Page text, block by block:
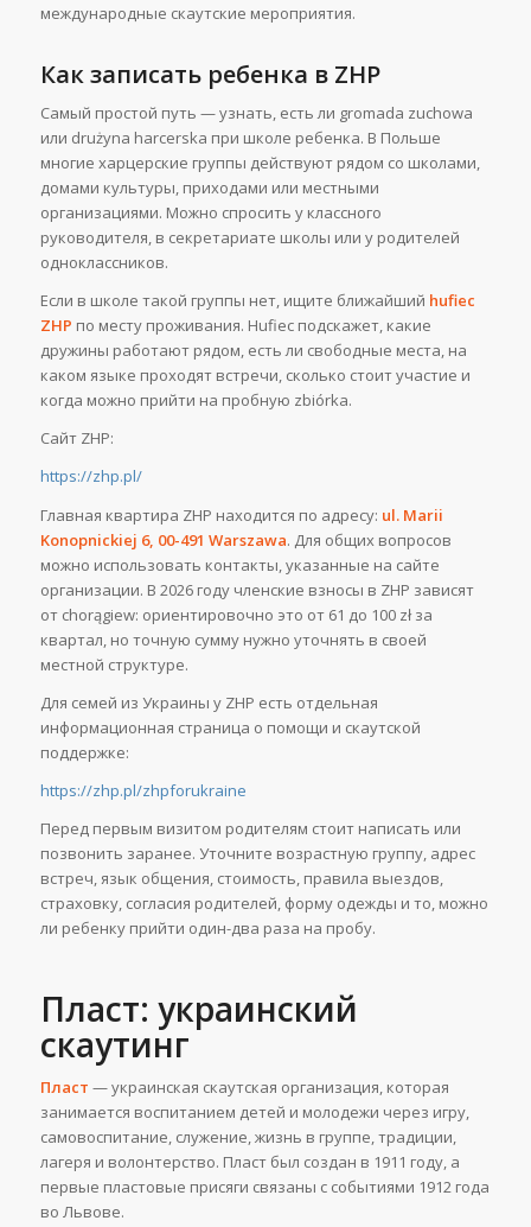
международные скаутские мероприятия.
Как записать ребенка в ZHP
Самый простой путь — узнать, есть ли gromada zuchowa
или drużyna harcerska при школе ребенка. В Польше
многие харцерские группы действуют рядом со школами,
домами культуры, приходами или местными
организациями. Можно спросить у классного
руководителя, в секретариате школы или у родителей
одноклассников.
Если в школе такой группы нет, ищите ближайший hufiec
ZHP по месту проживания. Hufiec подскажет, какие
дружины работают рядом, есть ли свободные места, на
каком языке проходят встречи, сколько стоит участие и
когда можно прийти на пробную zbiórka.
Сайт ZHP:
https://zhp.pl/
Главная квартира ZHP находится по адресу: ul. Marii
Konopnickiej 6, 00-491 Warszawa. Для общих вопросов
можно использовать контакты, указанные на сайте
организации. В 2026 году членские взносы в ZHP зависят
от chorągiew: ориентировочно это от 61 до 100 zł за
квартал, но точную сумму нужно уточнять в своей
местной структуре.
Для семей из Украины у ZHP есть отдельная
информационная страница о помощи и скаутской
поддержке:
https://zhp.pl/zhpforukraine
Перед первым визитом родителям стоит написать или
позвонить заранее. Уточните возрастную группу, адрес
встреч, язык общения, стоимость, правила выездов,
страховку, согласия родителей, форму одежды и то, можно
ли ребенку прийти один-два раза на пробу.
Пласт: украинский
скаутинг
Пласт — украинская скаутская организация, которая
занимается воспитанием детей и молодежи через игру,
самовоспитание, служение, жизнь в группе, традиции,
лагеря и волонтерство. Пласт был создан в 1911 году, а
первые пластовые присяги связаны с событиями 1912 года
во Львове.